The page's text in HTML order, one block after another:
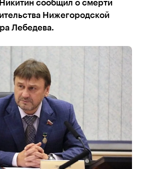
сообщил о смерти
Нижегородской
Лебедева.